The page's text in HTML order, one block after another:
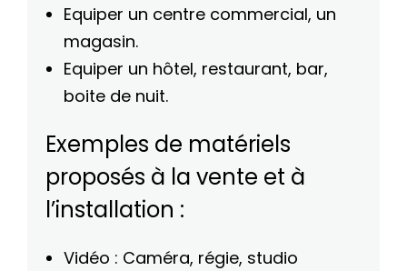
Equiper un centre commercial, un
magasin.
Equiper un hôtel, restaurant, bar,
boite de nuit.
Exemples de matériels
proposés à la vente et à
l’installation :
Vidéo : Caméra, régie, studio